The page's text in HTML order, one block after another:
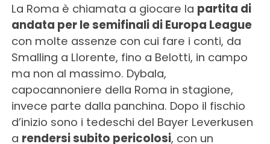
La Roma è chiamata a giocare la partita di
andata per le semifinali di Europa League
con molte assenze con cui fare i conti, da
Smalling a Llorente, fino a Belotti, in campo
ma non al massimo. Dybala,
capocannoniere della Roma in stagione,
invece parte dalla panchina. Dopo il fischio
d’inizio sono i tedeschi del Bayer Leverkusen
a rendersi subito pericolosi, con un